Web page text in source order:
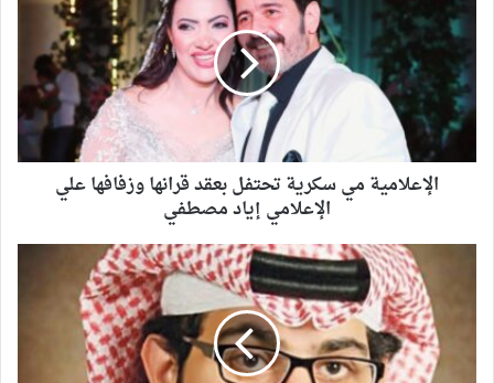
الإعلامية مي سكرية تحتفل بعقد قرانها وزفافها علي
الإعلامي إياد مصطفي